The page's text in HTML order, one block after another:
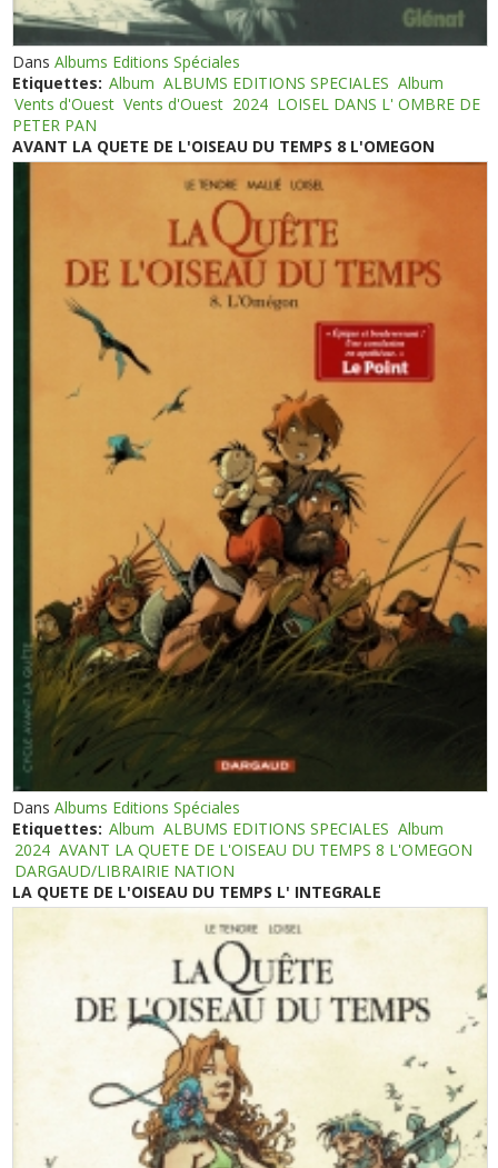
DansAlbums Editions Spéciales
Etiquettes: Album ALBUMS EDITIONS SPECIALES Album
Vents d'Ouest Vents d'Ouest 2024 LOISEL DANS L' OMBRE DE
PETER PAN
AVANT LA QUETE DE L'OISEAU DU TEMPS 8 L'OMEGON
DansAlbums Editions Spéciales
Etiquettes: Album ALBUMS EDITIONS SPECIALES Album
2024 AVANT LA QUETE DE L'OISEAU DU TEMPS 8 L'OMEGON
DARGAUD/LIBRAIRIE NATION
LA QUETE DE L'OISEAU DU TEMPS L' INTEGRALE